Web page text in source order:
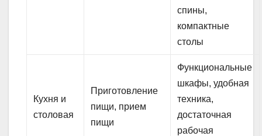
спины,
компактные
столы
Кухня и
столовая
Приготовление
пищи, прием
пищи
Функциональные
шкафы, удобная
техника,
достаточная
рабочая